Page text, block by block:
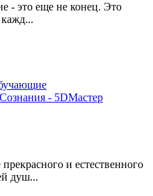
- это еще не конец. Это
- 5DМастер
и естественного
душ...